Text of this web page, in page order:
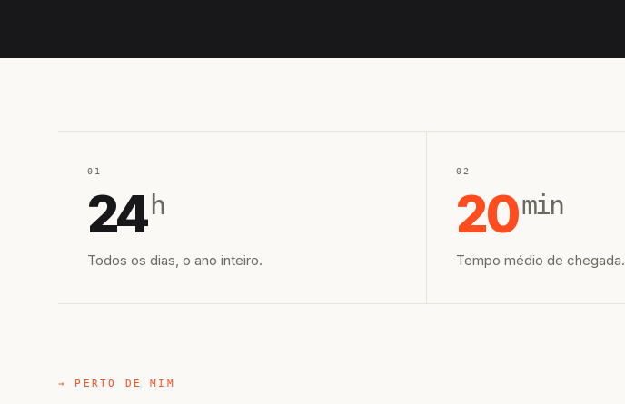
01
24 h
Todos os dias, o ano inteiro.
02
20min
Tempo médio de chegada.
→ PERTO DE MIM